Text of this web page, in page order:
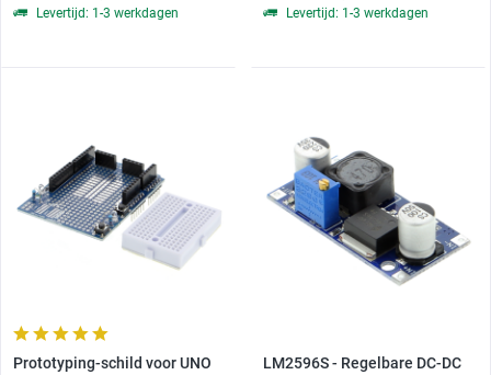
Levertijd: 1-3 werkdagen
Levertijd: 1-3 werkdagen
Prototyping-schild voor UNO
LM2596S - Regelbare DC-DC